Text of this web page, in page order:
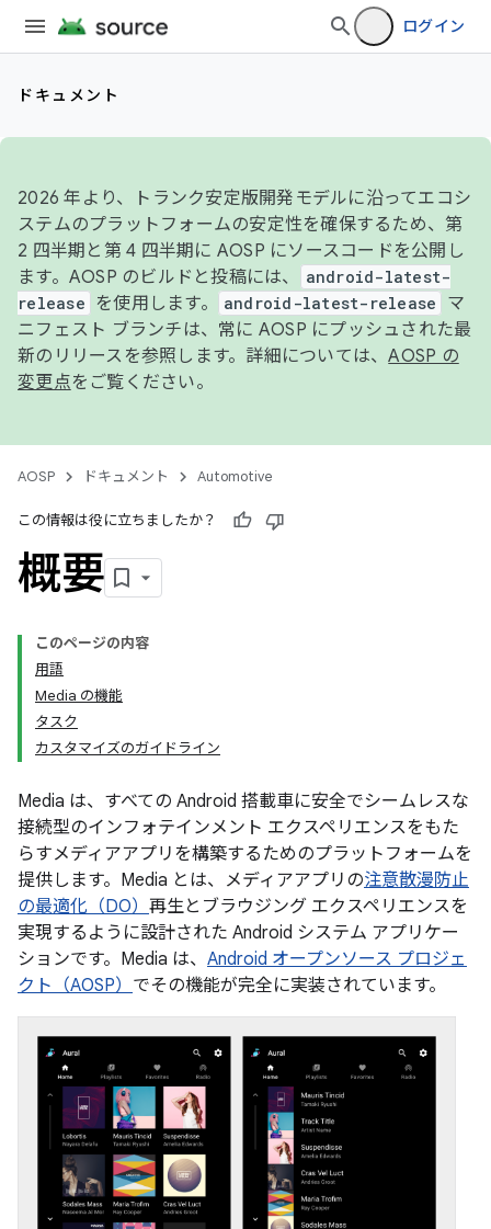
ログイン
ドキュメント
2026 年より、トランク安定版開発モデルに沿ってエコシ
ステムのプラットフォームの安定性を確保するため、第
2 四半期と第 4 四半期に AOSP にソースコードを公開し
ます。AOSP のビルドと投稿には、
android-latest-
release
を使用します。 android-latest-release
マ
ニフェスト ブランチは、常に AOSP にプッシュされた最
新のリリースを参照します。詳細については、AOSP の
変更点をご覧ください。
AOSP ドキュメント Automotive
この情報は役に立ちましたか？
概要
このページの内容
用語
Media の機能
タスク
カスタマイズのガイドライン
Media は、すべての Android 搭載車に安全でシームレスな
接続型のインフォテインメント エクスペリエンスをもた
らすメディアアプリを構築するためのプラットフォームを
提供します。Media とは、メディアアプリの注意散漫防止
の最適化（DO） 再生とブラウジング エクスペリエンスを
実現するように設計された Android システム アプリケー
ションです。Media は、 Android オープンソース プロジェ
クト（AOSP） でその機能が完全に実装されています。